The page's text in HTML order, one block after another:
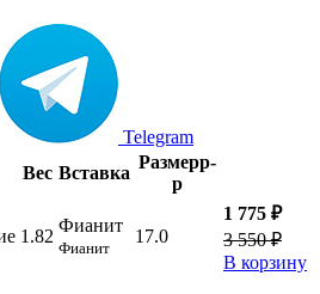
Telegram
Вес Вставка
Размерр-
р
1.82
Фианит
Фианит
17.0
1 775 ₽
3 550 ₽
В корзину